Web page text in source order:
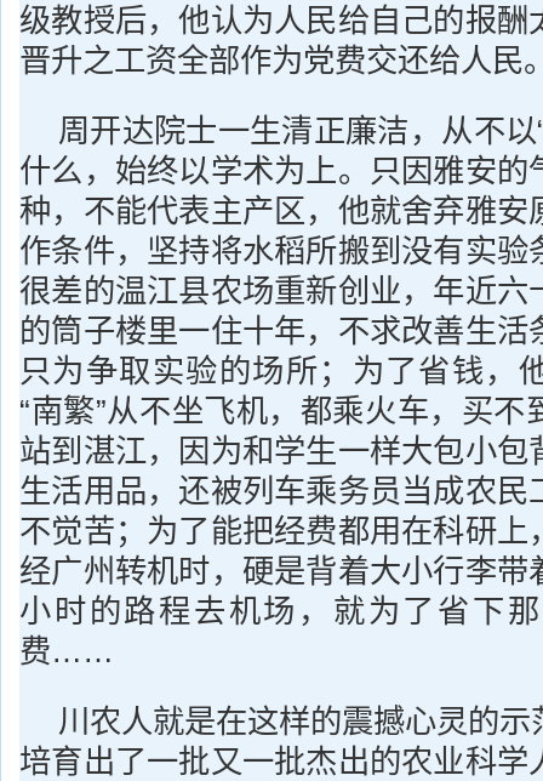
级教授后，他认为人民给自己的报酬
晋升之工资全部作为党费交还给人民
周开达院士一生清正廉洁，从不以
什么，始终以学术为上。只因雅安的
种，不能代表主产区，他就舍弃雅安
作条件，坚持将水稻所搬到没有实验
很差的温江县农场重新创业，年近六
的筒子楼里一住十年，不求改善生活
只为争取实验的场所；为了省钱，
“南繁”从不坐飞机，都乘火车，买不
站到湛江，因为和学生一样大包小包
生活用品，还被列车乘务员当成农民
不觉苦；为了能把经费都用在科研上
经广州转机时，硬是背着大小行李带
小时的路程去机场，就为了省下
费……
川农人就是在这样的震撼心灵的
培育出了一批又一批杰出的农业科学